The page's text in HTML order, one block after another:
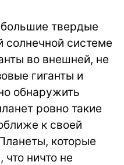
твердые
солнечной системе
во внешней, не
гиганты и
обнаружить
ровно такие
к своей
которые
ничто не